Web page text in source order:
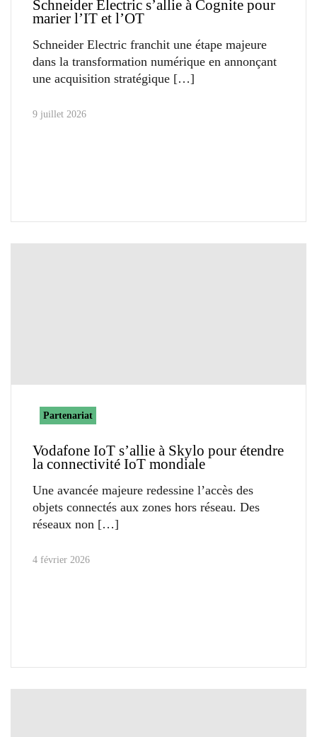
Schneider Electric s’allie à Cognite pour
marier l’IT et l’OT
Schneider Electric franchit une étape majeure
dans la transformation numérique en annonçant
une acquisition stratégique
9 juillet 2026
Partenariat
Vodafone IoT s’allie à Skylo pour étendre
la connectivité IoT mondiale
Une avancée majeure redessine l’accès des
objets connectés aux zones hors réseau. Des
réseaux non
4 février 2026